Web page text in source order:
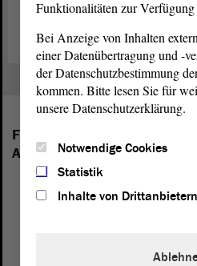
Folgende Fraktionen sind
Anhalt vertreten:
Funktionalitäten zur Verfügung
Bei Anzeige von Inhalten
einer Datenübertragung und -
der Datenschutzbestimmung
kommen. Bitte lesen Sie für
unsere Datenschutzerklärung.
Notwendige Cookies
Statistik
Inhalte von Drittanbietern